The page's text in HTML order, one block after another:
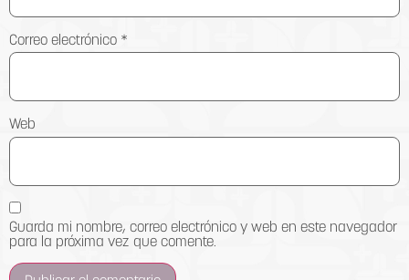
Correo electrónico *
Web
Guarda mi nombre, correo electrónico y web en este navegador
para la próxima vez que comente.